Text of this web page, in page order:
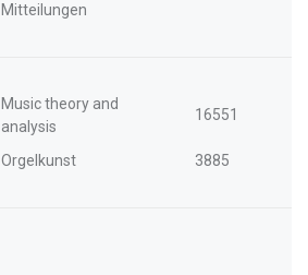
Mitteilungen
Music theory and
analysis
16551
Orgelkunst 3885